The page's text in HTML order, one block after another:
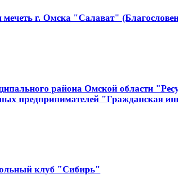
г. Омска "Салават"
района Омской области
предпринимателей "Гражданская
клуб "Сибирь"